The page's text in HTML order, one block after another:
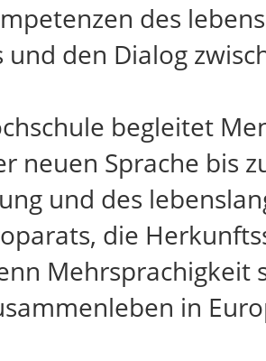
des
und den Dialog
begleitet
neuen Sprache bis
und des
die
Mehrsprachigkeit
in